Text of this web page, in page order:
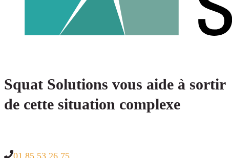
Squat Solutions vous aide à sortir
de cette situation complexe
01 85 53 26 75